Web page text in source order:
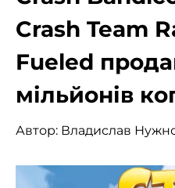
Crash Team
Fueled
мільйонів
Автор: Владислав